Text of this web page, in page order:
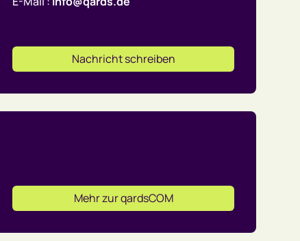
Nachricht schreiben
Mehr zur qardsCOM